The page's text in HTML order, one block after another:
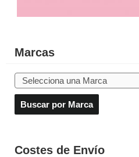
Marcas
Costes de Envío